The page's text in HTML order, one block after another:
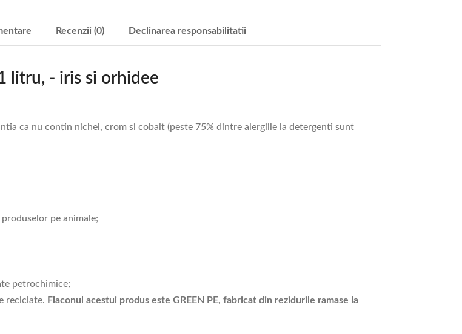
Recenzii (0) Declinarea responsabilitatii
litru, - iris si orhidee
ca nu contin nichel, crom si cobalt (peste 75% dintre alergiile la detergenti sunt
pe animale;
petrochimice;
reciclate. Flaconul acestui produs este GREEN PE, fabricat din rezidurile ramase la